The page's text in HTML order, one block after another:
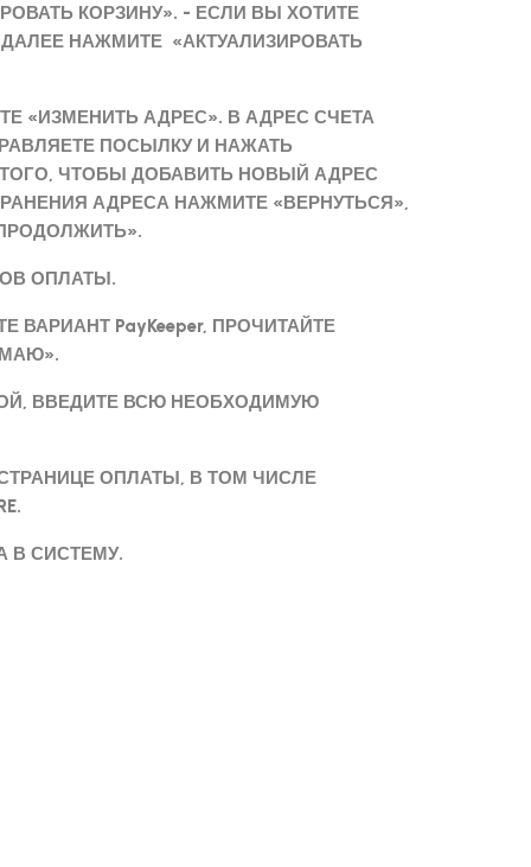
КОРЗИНУ». - ЕСЛИ ВЫ ХОТИТЕ
НАЖМИТЕ «АКТУАЛИЗИРОВАТЬ
«ИЗМЕНИТЬ АДРЕС». В АДРЕС СЧЕТА
ПОСЫЛКУ И НАЖАТЬ
ЧТОБЫ ДОБАВИТЬ НОВЫЙ АДРЕС
АДРЕСА НАЖМИТЕ «ВЕРНУТЬСЯ»,
ОПЛАТЫ.
ВАРИАНТ PayKeeper, ПРОЧИТАЙТЕ
ВВЕДИТЕ ВСЮ НЕОБХОДИМУЮ
ОПЛАТЫ, В ТОМ ЧИСЛЕ
В СИСТЕМУ.